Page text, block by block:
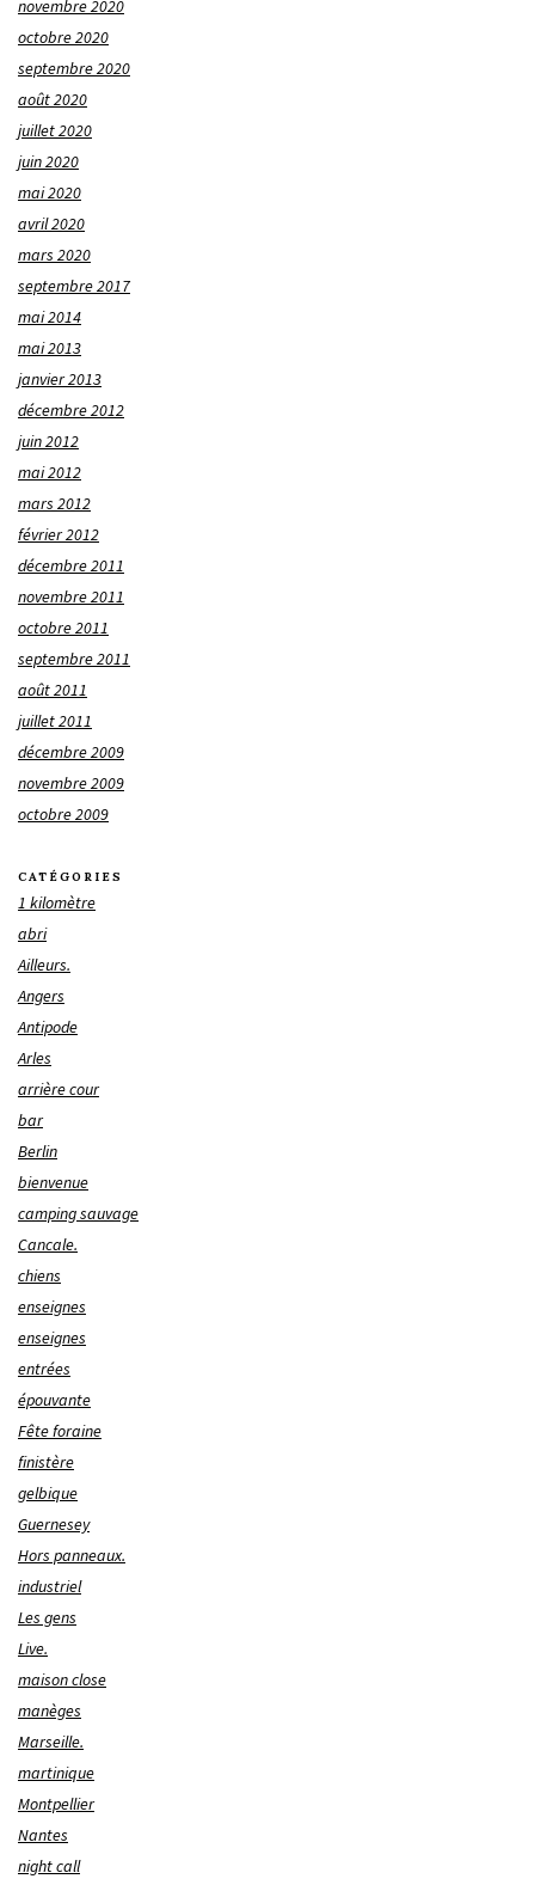
novembre 2020
octobre 2020
septembre 2020
août 2020
juillet 2020
juin 2020
mai 2020
avril 2020
mars 2020
septembre 2017
mai 2014
mai 2013
janvier 2013
décembre 2012
juin 2012
mai 2012
mars 2012
février 2012
décembre 2011
novembre 2011
octobre 2011
septembre 2011
août 2011
juillet 2011
décembre 2009
novembre 2009
octobre 2009
CATÉGORIES
1 kilomètre
abri
Ailleurs.
Angers
Antipode
Arles
arrière cour
bar
Berlin
bienvenue
camping sauvage
Cancale.
chiens
enseignes
enseignes
entrées
épouvante
Fête foraine
finistère
gelbique
Guernesey
Hors panneaux.
industriel
Les gens
Live.
maison close
manèges
Marseille.
martinique
Montpellier
Nantes
night call